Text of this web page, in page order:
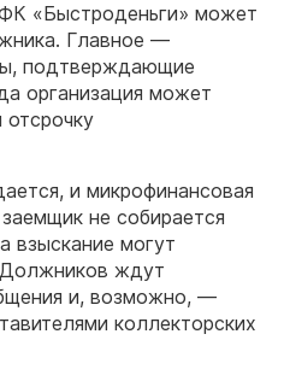
«Быстроденьги» может
Главное —
подтверждающие
организация может
отсрочку
и микрофинансовая
не собирается
взыскание могут
Должников ждут
и, возможно, —
коллекторских